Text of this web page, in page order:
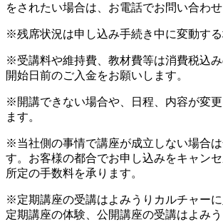
をされたい場合は、お電話でお問い合わせ
※残席状況は申し込み手続き中に変動する
※受講料や維持費、教材費等は消費税込
開始日前のご入金をお願いします。
※開講できない場合や、日程、内容が変
ます。
※当社側の事情で講座が成立しない場合は
す。お客様の都合でお申し込みをキャンセ
所定の手数料を承ります。
※定期講座の受講はよみうりカルチャーに
定期講座の体験、公開講座の受講はよみ